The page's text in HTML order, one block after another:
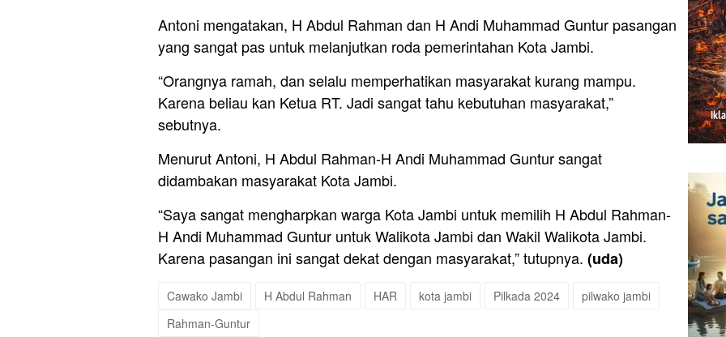
Antoni mengatakan, H Abdul Rahman dan H Andi Muhammad Guntur pasangan
yang sangat pas untuk melanjutkan roda pemerintahan Kota Jambi.
“Orangnya ramah, dan selalu memperhatikan masyarakat kurang mampu.
Karena beliau kan Ketua RT. Jadi sangat tahu kebutuhan masyarakat,”
sebutnya.
Menurut Antoni, H Abdul Rahman-H Andi Muhammad Guntur sangat
didambakan masyarakat Kota Jambi.
“Saya sangat mengharpkan warga Kota Jambi untuk memilih H Abdul Rahman-
H Andi Muhammad Guntur untuk Walikota Jambi dan Wakil Walikota Jambi.
Karena pasangan ini sangat dekat dengan masyarakat,” tutupnya. (uda)
Cawako Jambi H Abdul Rahman HAR kota jambi Pilkada 2024
pilwako jambi
Rahman-Guntur